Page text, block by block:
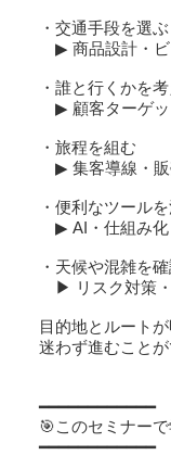
・交通手段を選ぶ
▶ 商品設計・ビ
・誰と行くかを
▶ 顧客ターゲッ
・旅程を組む
▶ 集客導線・販
・便利なツール
▶ AI・仕組み化
・天候や混雑を
▶ リスク対策・
目的地とルート
迷わず進むこと
━━━━━━━━━━━━
🎯このセミナー
━━━━━━━━━━━━